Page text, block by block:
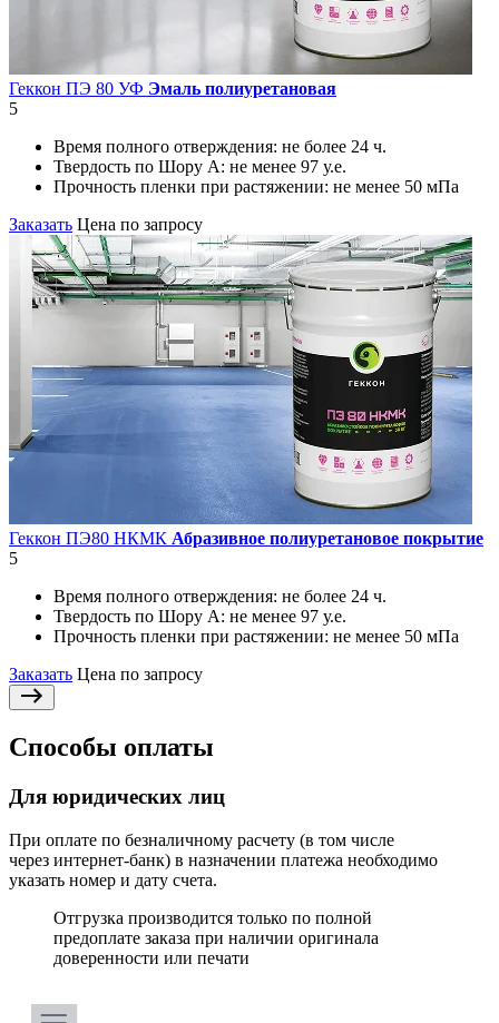
Геккон ПЭ 80 УФ Эмаль полиуретановая
5
Время полного отверждения: не более 24 ч.
Твердость по Шору А: не менее 97 у.е.
Прочность пленки при растяжении: не менее 50 мПа
Заказать Цена по запросу
Геккон ПЭ80 НКМК Абразивное полиуретановое покрытие
5
Время полного отверждения: не более 24 ч.
Твердость по Шору А: не менее 97 у.е.
Прочность пленки при растяжении: не менее 50 мПа
Заказать Цена по запросу
Способы оплаты
Для юридических лиц
При оплате по безналичному расчету (в том числе
через интернет-банк) в назначении платежа необходимо
указать номер и дату счета.
Отгрузка производится только по полной
предоплате заказа при наличии оригинала
доверенности или печати